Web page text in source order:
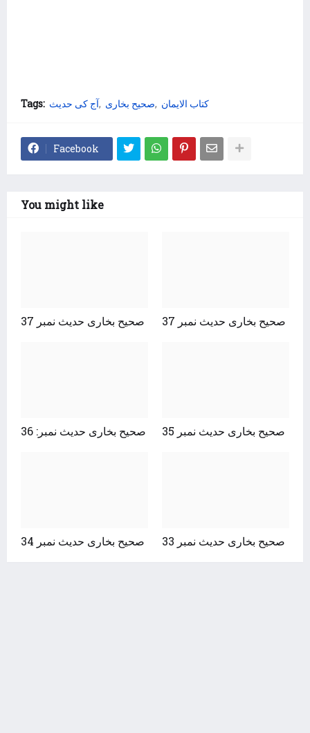
Tags: آج کی حدیث صحیح بخاری کتاب الایمان
Facebook
You might like
صحیح بخاری حدیث نمبر 37 صحیح بخاری حدیث نمبر 37
صحیح بخاری حدیث نمبر: 36 صحیح بخاری حدیث نمبر 35
صحیح بخاری حدیث نمبر 34 صحیح بخاری حدیث نمبر 33